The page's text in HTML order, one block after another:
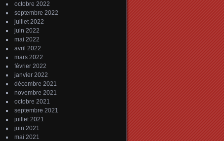
octobre 2022
septembre 2022
juillet 2022
juin 2022
mai 2022
avril 2022
mars 2022
février 2022
janvier 2022
décembre 2021
novembre 2021
octobre 2021
septembre 2021
juillet 2021
juin 2021
mai 2021